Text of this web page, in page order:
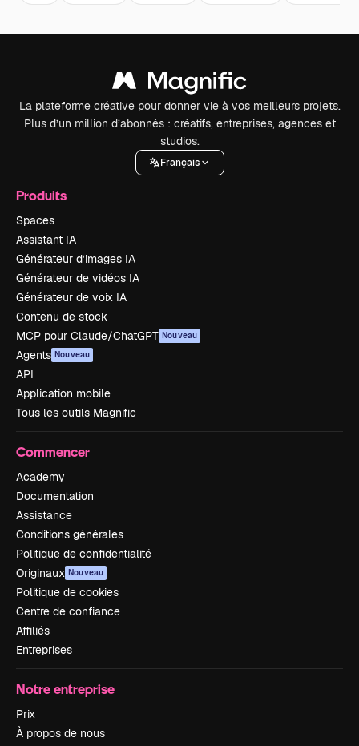
La plateforme créative pour donner vie à vos meilleurs projets.
Plus d’un million d’abonnés : créatifs, entreprises, agences et
studios.
Français
Produits
Spaces
Assistant IA
Générateur d’images IA
Générateur de vidéos IA
Générateur de voix IA
Contenu de stock
MCP pour Claude/ChatGPT Nouveau
Agents Nouveau
API
Application mobile
Tous les outils Magnific
Commencer
Academy
Documentation
Assistance
Conditions générales
Politique de confidentialité
Originaux Nouveau
Politique de cookies
Centre de confiance
Affiliés
Entreprises
Notre entreprise
Prix
À propos de nous